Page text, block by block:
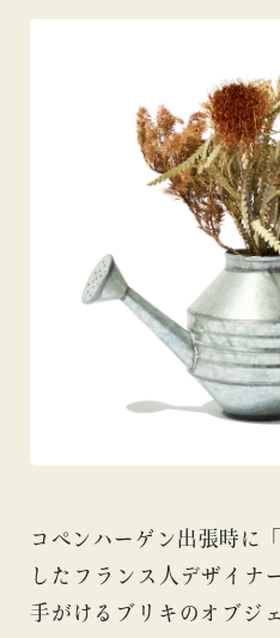
コペンハーゲン出張時に
したフランス人デザイナ
手がけるブリキのオブジ